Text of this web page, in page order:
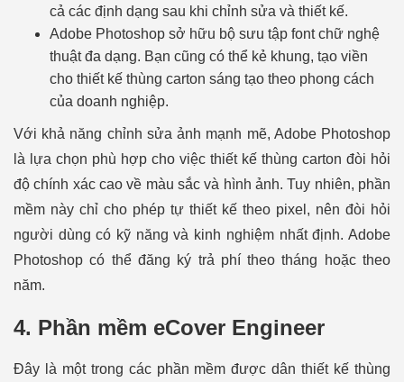
cả các định dạng sau khi chỉnh sửa và thiết kế.
Adobe Photoshop sở hữu bộ sưu tập font chữ nghệ
thuật đa dạng. Bạn cũng có thể kẻ khung, tạo viền
cho thiết kế thùng carton sáng tạo theo phong cách
của doanh nghiệp.
Với khả năng chỉnh sửa ảnh mạnh mẽ, Adobe Photoshop
là lựa chọn phù hợp cho việc thiết kế thùng carton đòi hỏi
độ chính xác cao về màu sắc và hình ảnh. Tuy nhiên, phần
mềm này chỉ cho phép tự thiết kế theo pixel, nên đòi hỏi
người dùng có kỹ năng và kinh nghiệm nhất định. Adobe
Photoshop có thể đăng ký trả phí theo tháng hoặc theo
năm.
4. Phần mềm eCover Engineer
Đây là một trong các phần mềm được dân thiết kế thùng